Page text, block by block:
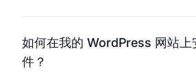
WordPress 网站有很多好处。它可
成多种语言，从而触达更广泛的受
如何在我的 WordPress 网站上
件？